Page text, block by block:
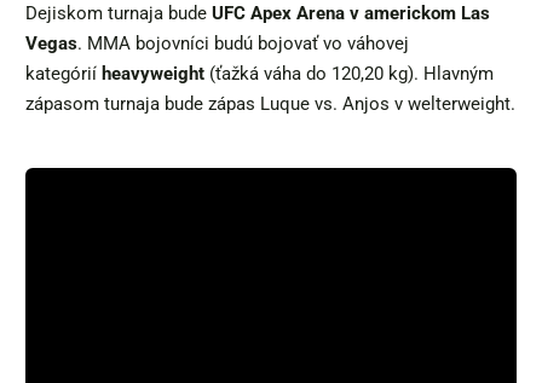
Dejiskom turnaja bude UFC Apex Arena v americkom Las
Vegas. MMA bojovníci budú bojovať vo váhovej
kategórií heavyweight (ťažká váha do 120,20 kg). Hlavným
zápasom turnaja bude zápas Luque vs. Anjos v welterweight.